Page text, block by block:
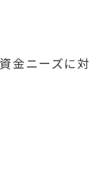
ニーズに対